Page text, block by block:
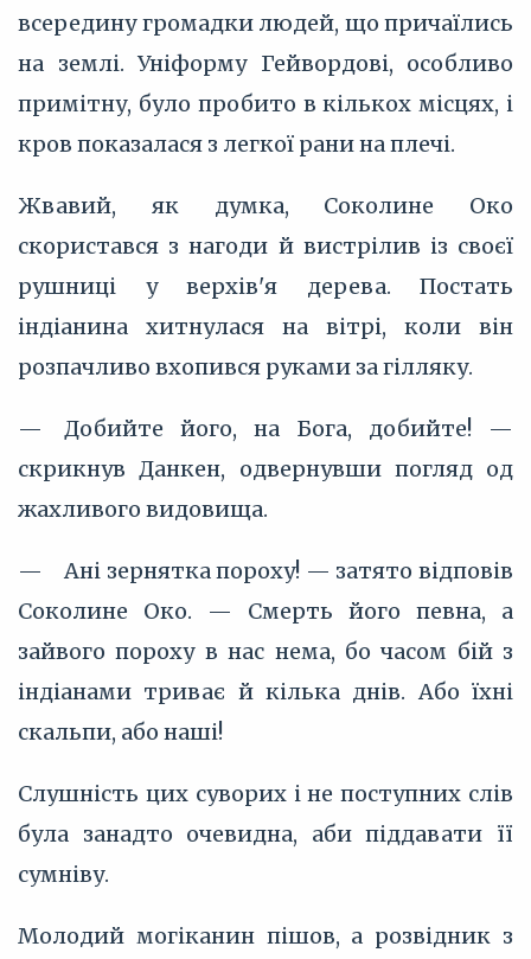
всередину громадки людей, що причаїлись
на землі. Уніформу Гейвордові, особливо
примітну, було пробито в кількох місцях, і
кров показалася з легкої рани на плечі.
Жвавий, як думка, Соколине Око
скористався з нагоди й вистрілив із своєї
рушниці у верхів'я дерева. Постать
індіанина хитнулася на вітрі, коли він
розпачливо вхопився руками за гілляку.
— Добийте його, на Бога, добийте! —
скрикнув Данкен, одвернувши погляд од
жахливого видовища.
— Ані зернятка пороху! — затято відповів
Соколине Око. — Смерть його певна, а
зайвого пороху в нас нема, бо часом бій з
індіанами триває й кілька днів. Або їхні
скальпи, або наші!
Слушність цих суворих і не поступних слів
була занадто очевидна, аби піддавати її
сумніву.
Молодий могіканин пішов, а розвідник з